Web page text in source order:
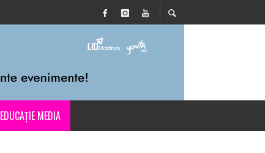
EDUCAȚIE MEDIA